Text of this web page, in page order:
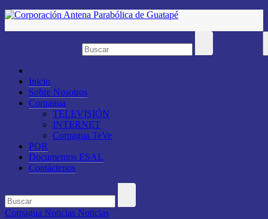
Saltar
Inicio
Sobre Nosotros
Corpagua
TELEVISIÓN
INTERNET
Corpagua TeVe
PQR
Documentos ESAL
Contáctenos
Corpagua Noticias Noticias